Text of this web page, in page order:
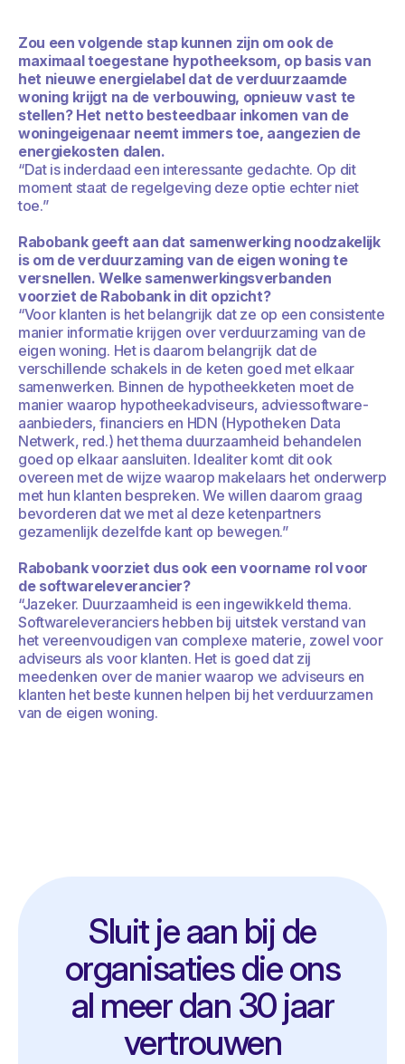
Zou een volgende stap kunnen zijn om ook de
maximaal toegestane hypotheeksom, op basis van
het nieuwe energielabel dat de verduurzaamde
woning krijgt na de verbouwing, opnieuw vast te
stellen? Het netto besteedbaar inkomen van de
woningeigenaar neemt immers toe, aangezien de
energiekosten dalen.
“Dat is inderdaad een interessante gedachte. Op dit
moment staat de regelgeving deze optie echter niet
toe.”
Rabobank geeft aan dat samenwerking noodzakelijk
is om de verduurzaming van de eigen woning te
versnellen. Welke samenwerkingsverbanden
voorziet de Rabobank in dit opzicht?
“Voor klanten is het belangrijk dat ze op een consistente
manier informatie krijgen over verduurzaming van de
eigen woning. Het is daarom belangrijk dat de
verschillende schakels in de keten goed met elkaar
samenwerken. Binnen de hypotheekketen moet de
manier waarop hypotheekadviseurs, adviessoftware-
aanbieders, financiers en HDN (Hypotheken Data
Netwerk, red.) het thema duurzaamheid behandelen
goed op elkaar aansluiten. Idealiter komt dit ook
overeen met de wijze waarop makelaars het onderwerp
met hun klanten bespreken. We willen daarom graag
bevorderen dat we met al deze ketenpartners
gezamenlijk dezelfde kant op bewegen.”
Rabobank voorziet dus ook een voorname rol voor
de softwareleverancier?
“Jazeker. Duurzaamheid is een ingewikkeld thema.
Softwareleveranciers hebben bij uitstek verstand van
het vereenvoudigen van complexe materie, zowel voor
adviseurs als voor klanten. Het is goed dat zij
meedenken over de manier waarop we adviseurs en
klanten het beste kunnen helpen bij het verduurzamen
van de eigen woning.
Sluit je aan bij de
organisaties die ons
al meer dan 30 jaar
vertrouwen